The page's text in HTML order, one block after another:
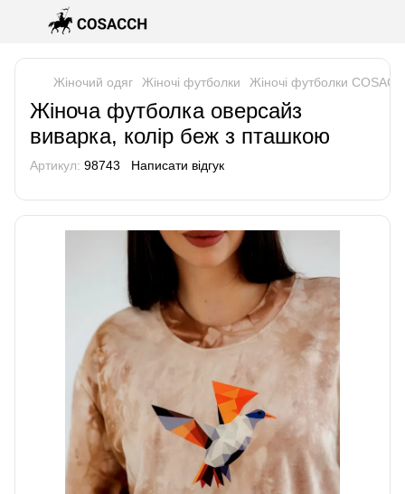
Жіночий одяг Жіночі футболки Жіночі футболки
Жіноча футболка оверсайз
виварка, колір беж з пташкою
Артикул: 98743 Написати відгук